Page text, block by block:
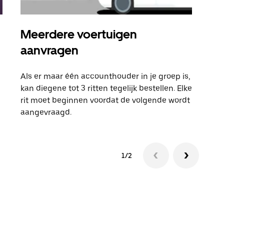
Meerdere voertuigen
aanvragen
Als er maar één accounthouder in je groep is,
kan diegene tot 3 ritten tegelijk bestellen. Elke
rit moet beginnen voordat de volgende wordt
aangevraagd.
1/2